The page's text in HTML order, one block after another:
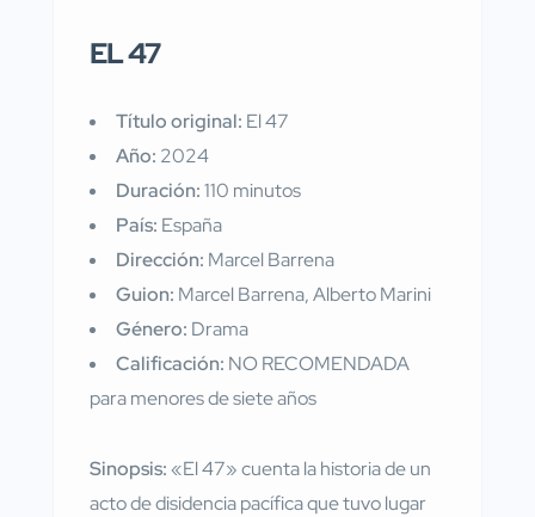
EL 47
Título original: El 47
Año: 2024
Duración:110 minutos
País: España
Dirección: Marcel Barrena
Guion: Marcel Barrena, Alberto Marini
Género: Drama
Calificación: NO RECOMENDADA
para menores de siete años
Sinopsis: «El 47» cuenta la historia de un
acto de disidencia pacífica que tuvo lugar